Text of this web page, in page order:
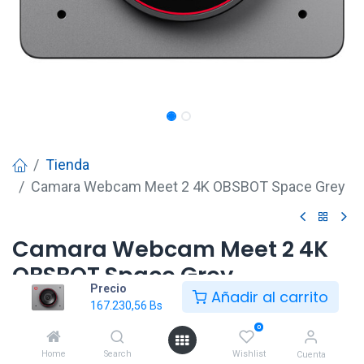
Precio
167.230,56 Bs Añadir al carrito
Home Search
0
Wishlist Cuenta
Tienda
Camara Webcam Meet 2 4K OBSBOT Space Grey
Camara Webcam Meet 2 4K
OBSBOT Space Grey
167.230,56Bs